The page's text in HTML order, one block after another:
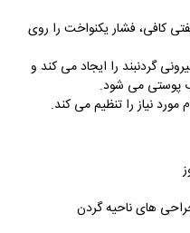
کافی، فشار یکنواخت را روی
گردنبند را ایجاد می کند و
پوستی می شود.
مورد نیاز را تنظیم می کند.
های ناحیه گردن